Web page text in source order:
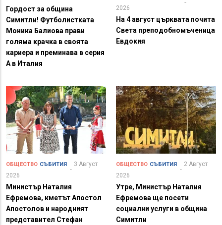
Гордост за община
Симитли! Футболистката
Моника Балиова прави
голяма крачка в своята
кариера и преминава в серия
А в Италия
2026
На 4 август църквата почита
Света преподобномъченица
Евдокия
ОБЩЕСТВО СЪБИТИЯ
3 Август
2026
Министър Наталия
Ефремова, кметът Апостол
Апостолов и народният
представител Стефан
ОБЩЕСТВО СЪБИТИЯ
2 Август
2026
Утре, Министър Наталия
Ефремова ще посети
социални услуги в община
Симитли